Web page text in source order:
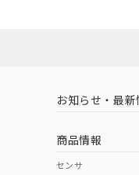
中国 RoHS 注
中国 RoHS表
お知らせ・最新
商品情報
センサ